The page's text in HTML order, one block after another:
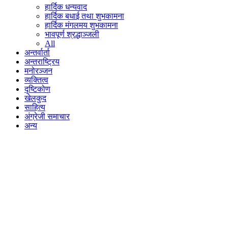
हार्दिक धन्यवाद
हार्दिक बधाई तथा शुभकामना
हार्दिक मंगलमय शुभकामना
भावपूर्ण श्रद्धाञ्जली
All
अन्तर्वार्ता
अन्तराष्ट्रिय
मनोरञ्जन
व्यक्तित्व
दृष्टिकोण
खेलकुद
साहित्य
अंग्रेजी समाचार
अन्य